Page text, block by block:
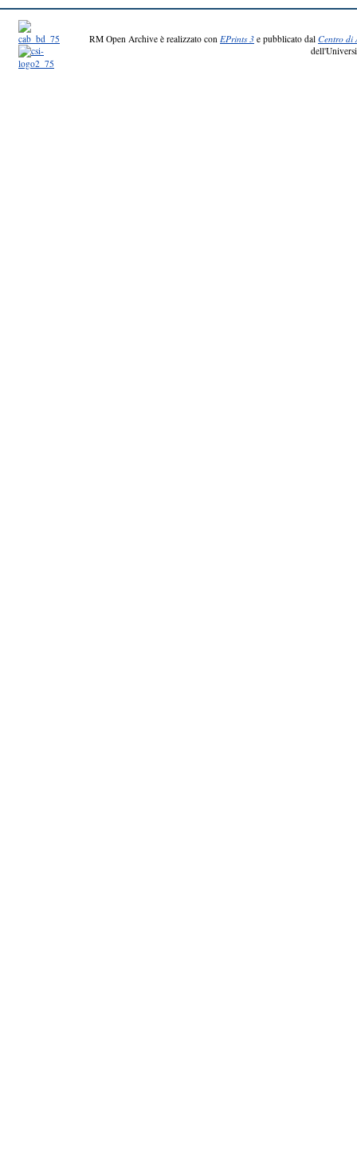
RM Open Archive è realizzato con EPrints 3 e pubblicato dal Centro di